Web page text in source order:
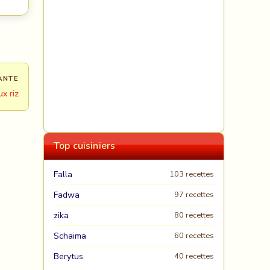
riz
Top cuisiniers
Falla 103 recettes
Fadwa 97 recettes
zika 80 recettes
Schaima 60 recettes
Berytus
40 recettes